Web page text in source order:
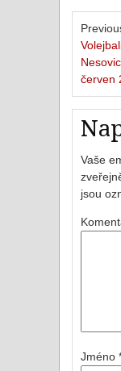
červen
Vaše
jsou
Jméno